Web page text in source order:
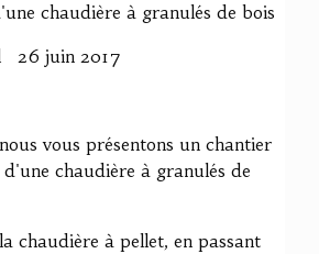
chaudière à granulés de bois
26 juin 2017
vous présentons un chantier
chaudière à granulés de
chaudière à pellet, en passant